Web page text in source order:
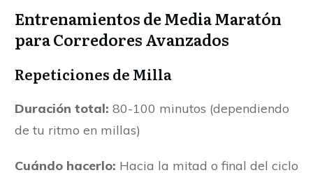
Entrenamientos de Media Maratón
para Corredores Avanzados
Repeticiones de Milla
Duración total: 80-100 minutos (dependiendo
de tu ritmo en millas)
Cuándo hacerlo: Hacia la mitad o final del ciclo